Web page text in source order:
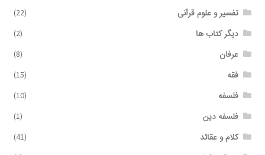
تفسیر و علوم قرآنی (22)
دیگر کتاب ها (2)
عرفان (8)
فقه (15)
فلسفه (10)
فلسفه دین (1)
کلام و عقائد (41)